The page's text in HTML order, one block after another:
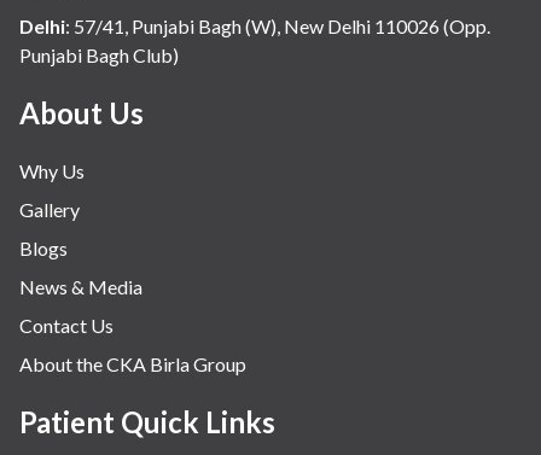
Delhi: 57/41, Punjabi Bagh (W), New Delhi 110026 (Opp.
Punjabi Bagh Club)
About Us
Why Us
Gallery
Blogs
News & Media
Contact Us
About the CKA Birla Group
Patient Quick Links